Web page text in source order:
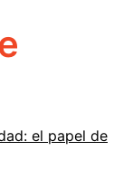
el papel de